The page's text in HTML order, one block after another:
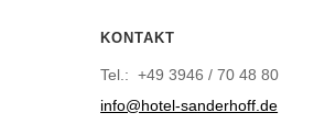
KONTAKT
Tel.: +49 3946 / 70 48 80
info@hotel-sanderhoff.de